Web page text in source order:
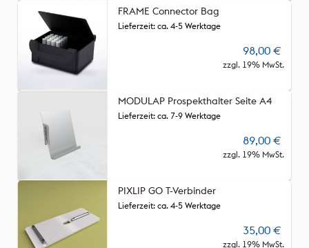
FRAME Connector Bag
98,00 €
zzgl. 19% MwSt.
Lieferzeit: ca. 4-5 Werktage
MODULAP Prospekthalter Seite A4
Lieferzeit: ca. 7-9 Werktage
89,00 €
zzgl. 19% MwSt.
PIXLIP GO T-Verbinder
35,00 €
zzgl. 19% MwSt.
Lieferzeit: ca. 4-5 Werktage